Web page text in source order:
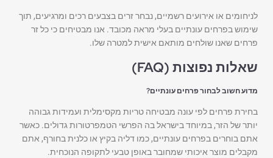
לניחומים או אירועים רשמיים, נבחר זרים בצבעים רכים ומרגיעים, תוך
שימוש בפרחים עונתיים בעלי מראה מכובד. אנו מבטיחים כי כל זר
פרחים שאנו שולחים מותאם אישית למטרה שלו.
שאלות נפוצות (FAQ)
מדוע חשוב לבחור פרחים עונתיים?
בחירת פרחים לפי עונה מבטיחה טריות מקסימלית ועמידות גבוהה
יותר של הזר, במיוחד בישראל בה הפרשי הטמפרטורות גדולים. כאשר
אתם בוחרים בפרחים עונתיים, כמו דליה בקיץ או כלנית בחורף, אתם
מקבלים מוצר איכותי שמחובר באופן טבעי לתקופה הנוכחית.